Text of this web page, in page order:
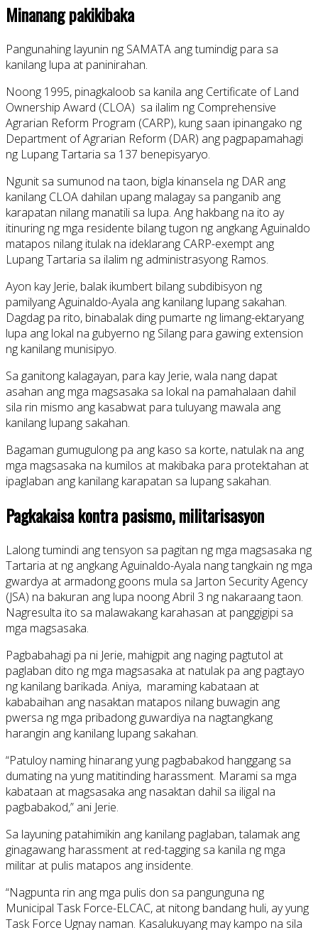
Minanang pakikibaka
Pangunahing layunin ng SAMATA ang tumindig para sa
kanilang lupa at paninirahan.
Noong 1995, pinagkaloob sa kanila ang Certificate of Land
Ownership Award (CLOA) sa ilalim ng Comprehensive
Agrarian Reform Program (CARP), kung saan ipinangako ng
Department of Agrarian Reform (DAR) ang pagpapamahagi
ng Lupang Tartaria sa 137 benepisyaryo.
Ngunit sa sumunod na taon, bigla kinansela ng DAR ang
kanilang CLOA dahilan upang malagay sa panganib ang
karapatan nilang manatili sa lupa. Ang hakbang na ito ay
itinuring ng mga residente bilang tugon ng angkang Aguinaldo
matapos nilang itulak na ideklarang CARP-exempt ang
Lupang Tartaria sa ilalim ng administrasyong Ramos.
Ayon kay Jerie, balak ikumbert bilang subdibisyon ng
pamilyang Aguinaldo-Ayala ang kanilang lupang sakahan.
Dagdag pa rito, binabalak ding pumarte ng limang-ektaryang
lupa ang lokal na gubyerno ng Silang para gawing extension
ng kanilang munisipyo.
Sa ganitong kalagayan, para kay Jerie, wala nang dapat
asahan ang mga magsasaka sa lokal na pamahalaan dahil
sila rin mismo ang kasabwat para tuluyang mawala ang
kanilang lupang sakahan.
Bagaman gumugulong pa ang kaso sa korte, natulak na ang
mga magsasaka na kumilos at makibaka para protektahan at
ipaglaban ang kanilang karapatan sa lupang sakahan.
Pagkakaisa kontra pasismo, militarisasyon
Lalong tumindi ang tensyon sa pagitan ng mga magsasaka ng
Tartaria at ng angkang Aguinaldo-Ayala nang tangkain ng mga
gwardya at armadong goons mula sa Jarton Security Agency
(JSA) na bakuran ang lupa noong Abril 3 ng nakaraang taon.
Nagresulta ito sa malawakang karahasan at panggigipi sa
mga magsasaka.
Pagbabahagi pa ni Jerie, mahigpit ang naging pagtutol at
paglaban dito ng mga magsasaka at natulak pa ang pagtayo
ng kanilang barikada. Aniya, maraming kabataan at
kababaihan ang nasaktan matapos nilang buwagin ang
pwersa ng mga pribadong guwardiya na nagtangkang
harangin ang kanilang lupang sakahan.
“Patuloy naming hinarang yung pagbabakod hanggang sa
dumating na yung matitinding harassment. Marami sa mga
kabataan at magsasaka ang nasaktan dahil sa iligal na
pagbabakod,” ani Jerie.
Sa layuning patahimikin ang kanilang paglaban, talamak ang
ginagawang harassment at red-tagging sa kanila ng mga
militar at pulis matapos ang insidente.
“Nagpunta rin ang mga pulis don sa pangunguna ng
Municipal Task Force-ELCAC, at nitong bandang huli, ay yung
Task Force Ugnay naman. Kasalukuyang may kampo na sila